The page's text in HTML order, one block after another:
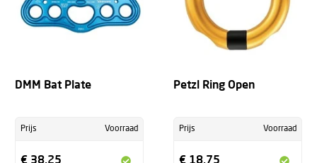
DMM Bat Plate
Prijs Voorraad
€ 38,25
Petzl Ring Open
Prijs Voorraad
€ 18,75